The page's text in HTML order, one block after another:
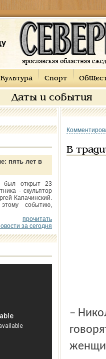
Культура Спорт
Даты и события
пять лет в
был открыт 23
- скульптор
Капачинский.
событию,
прочитать
за сегодня
В
– Николай Иванович, вас называют волшебником,